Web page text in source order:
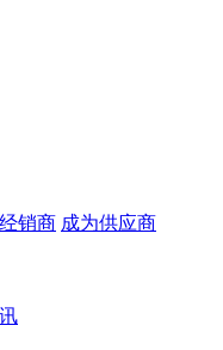
销商 成为供应商